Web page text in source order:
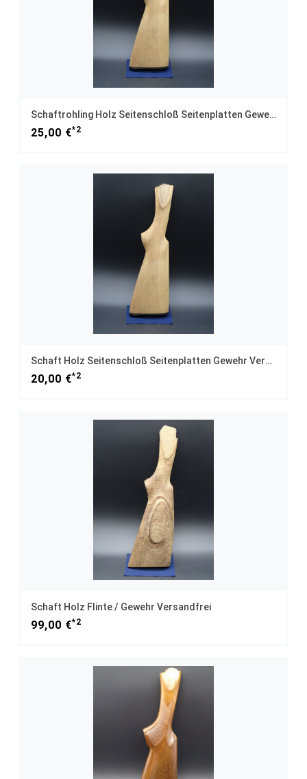
Schaftrohling Holz Seitenschloß Seitenplatten Gewehr Versandfrei
25,00 €*2
Schaft Holz Seitenschloß Seitenplatten Gewehr Versandfrei
20,00 €*2
Schaft Holz Flinte / Gewehr Versandfrei
99,00 €*2